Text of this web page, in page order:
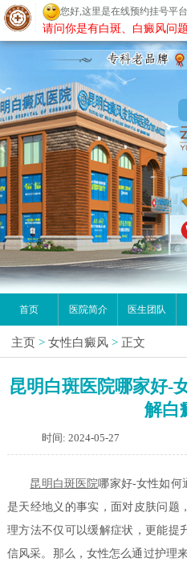
昆明白癜
首页 医院简介 医生团队
主页 > 女性白癜风 > 正文
昆明白斑医院哪家好-
解白
时间: 2024-05-27
昆明白斑医院哪家好-女性如何
是天经地义的事实，面对皮肤问题
理方法不仅可以缓解症状，更能提
信风采。那么，女性怎么通过护理
您好,这里是在线预约挂号平台
请问你是有白斑、白癜风问